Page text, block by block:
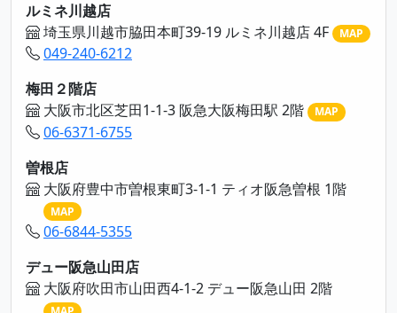
ルミネ川越店
埼玉県川越市脇田本町39-19 ルミネ川越店 4F
MAP
049-240-6212
梅田２階店
大阪市北区芝田1-1-3 阪急大阪梅田駅 2階
MAP
06-6371-6755
曽根店
大阪府豊中市曽根東町3-1-1 ティオ阪急曽根 1階
MAP
06-6844-5355
デュー阪急山田店
大阪府吹田市山田西4-1-2 デュー阪急山田 2階